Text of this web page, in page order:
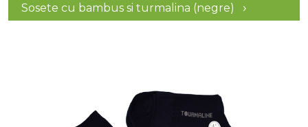
Sosete cu bambus si turmalina (negre)